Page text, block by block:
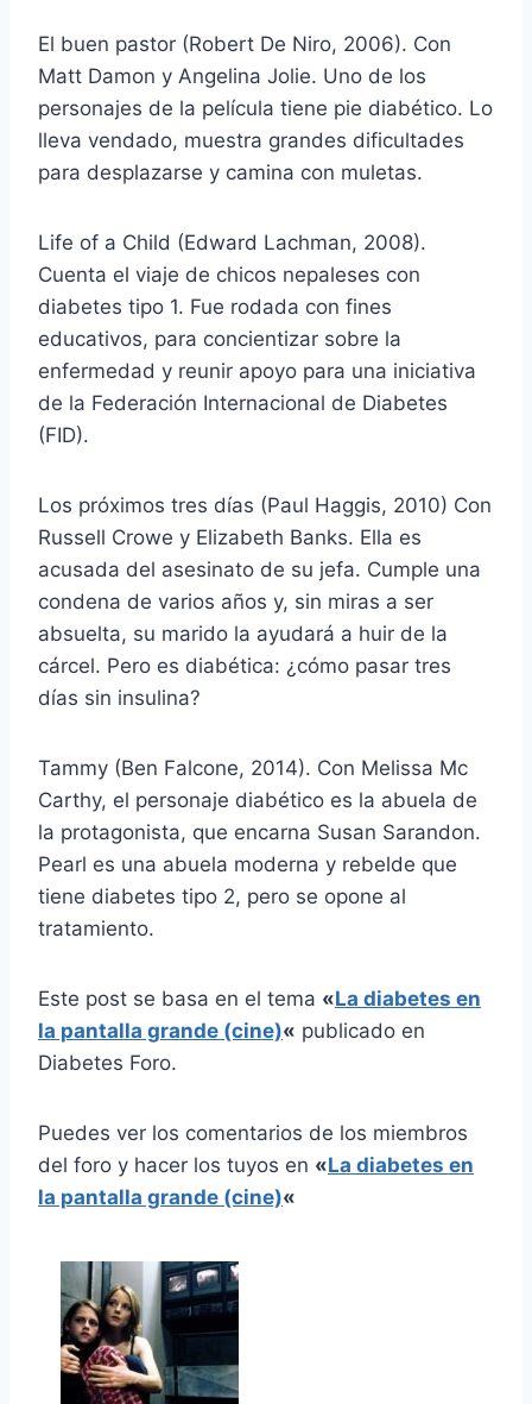
El buen pastor (Robert De Niro, 2006). Con
Matt Damon y Angelina Jolie. Uno de los
personajes de la película tiene pie diabético. Lo
lleva vendado, muestra grandes dificultades
para desplazarse y camina con muletas.
Life of a Child (Edward Lachman, 2008).
Cuenta el viaje de chicos nepaleses con
diabetes tipo 1. Fue rodada con fines
educativos, para concientizar sobre la
enfermedad y reunir apoyo para una iniciativa
de la Federación Internacional de Diabetes
(FID).
Los próximos tres días (Paul Haggis, 2010) Con
Russell Crowe y Elizabeth Banks. Ella es
acusada del asesinato de su jefa. Cumple una
condena de varios años y, sin miras a ser
absuelta, su marido la ayudará a huir de la
cárcel. Pero es diabética: ¿cómo pasar tres
días sin insulina?
Tammy (Ben Falcone, 2014). Con Melissa Mc
Carthy, el personaje diabético es la abuela de
la protagonista, que encarna Susan Sarandon.
Pearl es una abuela moderna y rebelde que
tiene diabetes tipo 2, pero se opone al
tratamiento.
Este post se basa en el tema «La diabetes en
la pantalla grande (cine)« publicado en
Diabetes Foro.
Puedes ver los comentarios de los miembros
del foro y hacer los tuyos en «La diabetes en
la pantalla grande (cine)«